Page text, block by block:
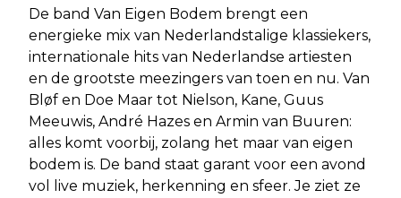
De band Van Eigen Bodem brengt een
energieke mix van Nederlandstalige klassiekers,
internationale hits van Nederlandse artiesten
en de grootste meezingers van toen en nu. Van
Bløf en Doe Maar tot Nielson, Kane, Guus
Meeuwis, André Hazes en Armin van Buuren:
alles komt voorbij, zolang het maar van eigen
bodem is. De band staat garant voor een avond
vol live muziek, herkenning en sfeer. Je ziet ze